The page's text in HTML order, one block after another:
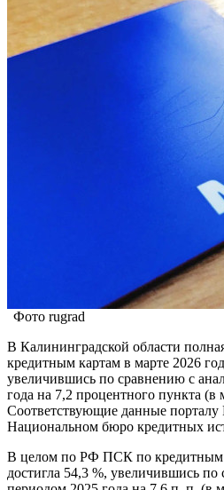
Фото rugrad
В Калининградской области
кредитным картам в марте 2026
увеличившись по сравнению с
года на 7,2 процентного пункта
Соответствующие данные
Национальном бюро кредитных
В целом по РФ ПСК по кредитным
достигла 54,3 %, увеличившись